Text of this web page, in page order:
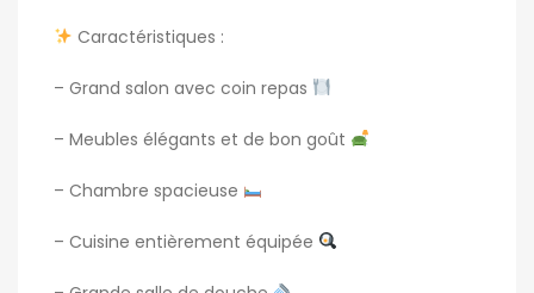
Caractéristiques :
– Grand salon avec coin repas
– Meubles élégants et de bon goût
– Chambre spacieuse
– Cuisine entièrement équipée